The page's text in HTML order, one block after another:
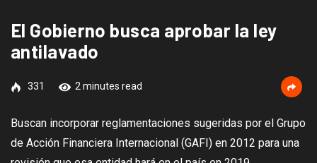
El Gobierno busca aprobar la ley
antilavado
331 2 minutes read
Buscan incorporar reglamentaciones sugeridas por el Grupo
de Acción Financiera Internacional (GAFI) en 2012 para una